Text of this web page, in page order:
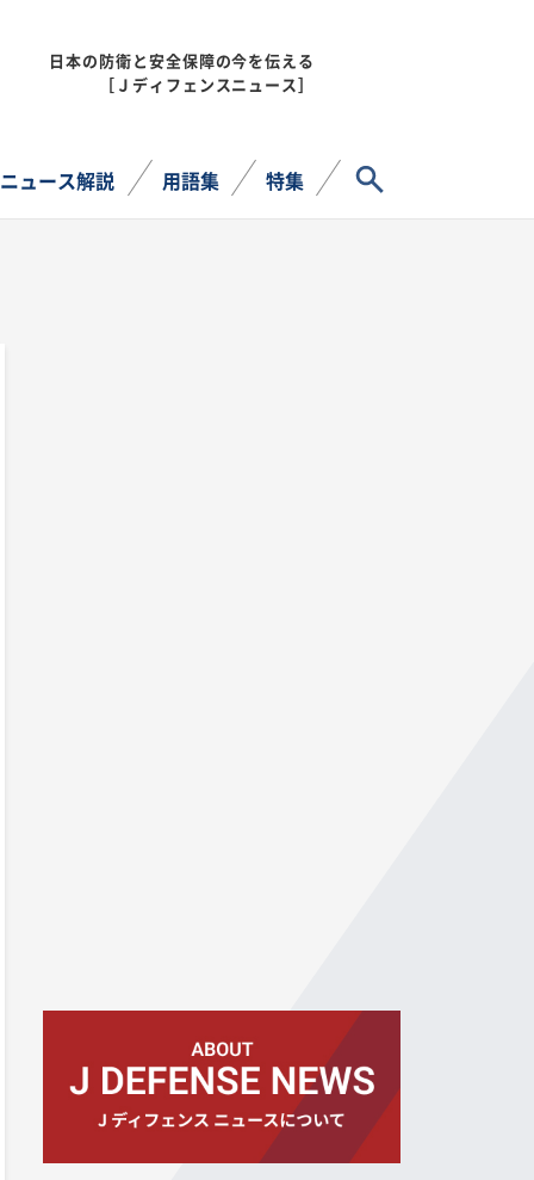
日本の防衛と安全保障の今を伝える
［Ｊディフェンスニュース］
ニュース解説 用語集 特集